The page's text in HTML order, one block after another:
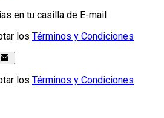
en tu casilla de E-mail
los Términos y Condiciones
los Términos y Condiciones